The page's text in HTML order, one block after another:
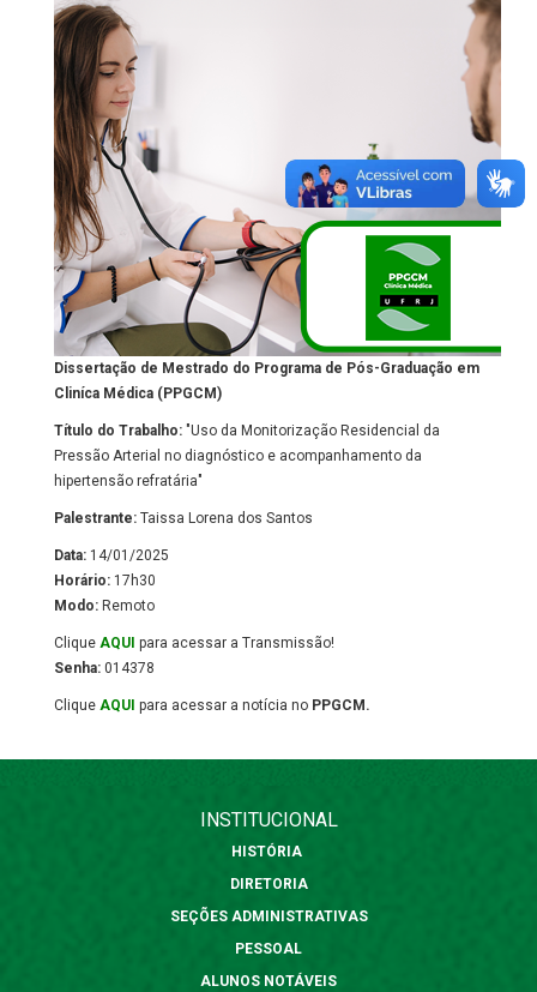
Dissertação de Mestrado do Programa de Pós-Graduação em
Cliníca Médica (PPGCM)
Título do Trabalho: "Uso da Monitorização Residencial da
Pressão Arterial no diagnóstico e acompanhamento da
hipertensão refratária"
Palestrante: Taissa Lorena dos Santos
Data: 14/01/2025
Horário: 17h30
Modo: Remoto
Clique AQUI para acessar a Transmissão!
Senha: 014378
Clique AQUI para acessar a notícia no PPGCM.
INSTITUCIONAL
HISTÓRIA
DIRETORIA
SEÇÕES ADMINISTRATIVAS
PESSOAL
ALUNOS NOTÁVEIS